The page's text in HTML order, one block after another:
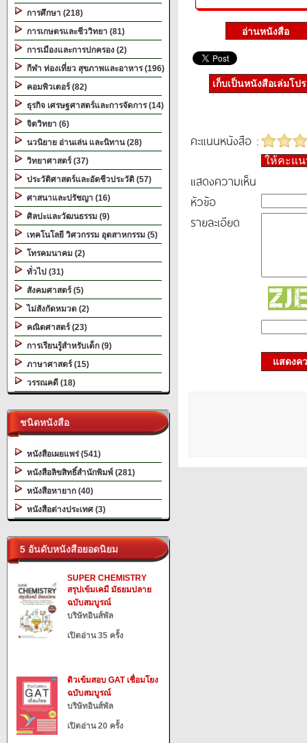
การศึกษา (218)
การเกษตรและชีววิทยา (81)
การเมืองและการปกครอง (2)
กีฬา ท่องเที่ยว สุขภาพและอาหาร (196)
คอมพิวเตอร์ (82)
ธุรกิจ เศรษฐศาสตร์และการจัดการ (14)
จิตวิทยา (6)
นวนิยาย อ่านเล่น และนิทาน (28)
วิทยาศาสตร์ (37)
ประวัติศาสตร์และอัตชีวประวัติ (57)
ศาสนาและปรัชญา (16)
ศิลปะและวัฒนธรรม (9)
เทคโนโลยี วิศวกรรม อุตสาหกรรม (5)
โทรคมนาคม (2)
ทั่วไป (31)
สังคมศาสตร์ (5)
ไม่สังกัดหมวด (2)
คณิตศาสตร์ (23)
การเรียนรู้สำหรับเด็ก (9)
ภาษาศาสตร์ (15)
วรรณคดี (18)
ชนิดหนังสือ
หนังสือเผยแพร่ (541)
หนังสือลิขสิทธิ์สำนักพิมพ์ (281)
หนังสือหายาก (40)
หนังสือต่างประเทศ (3)
5 อันดับหนังสือยอดนิยม
SUPER CHEMISTRY
สรุปเข้มเคมี มัธยมปลาย
ฉบับสมบูรณ์
บริษัทอินส์พัล
เปิดอ่าน 35 ครั้ง
ติวเข้มสอบ GAT เชื่อมโยง
ฉบับสมบูรณ์
บริษัทอินส์พัล
เปิดอ่าน 20 ครั้ง
เก็บเป็นหนังสือเล่มโป
คะแนนหนังสือ :
ให้คะแ
แสดงความเห็น
หัวข้อ
รายละเอียด
แสดงค